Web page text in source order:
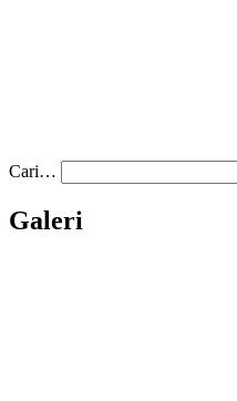
Cari…
Galeri